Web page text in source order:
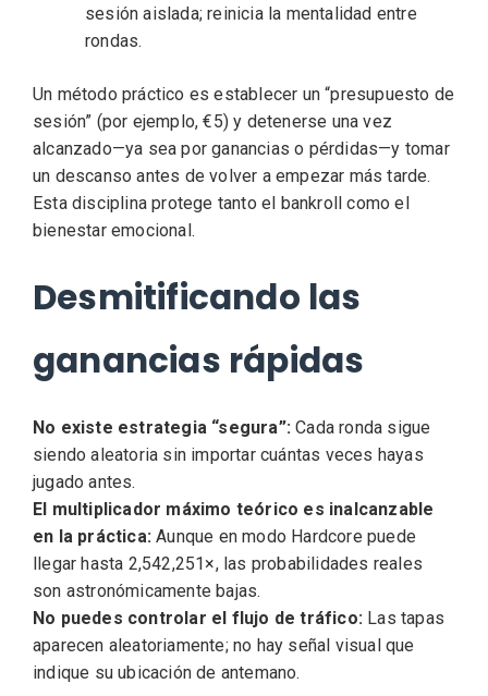
sesión aislada; reinicia la mentalidad entre
rondas.
Un método práctico es establecer un “presupuesto de
sesión” (por ejemplo, €5) y detenerse una vez
alcanzado—ya sea por ganancias o pérdidas—y tomar
un descanso antes de volver a empezar más tarde.
Esta disciplina protege tanto el bankroll como el
bienestar emocional.
Desmitificando las
ganancias rápidas
No existe estrategia “segura”: Cada ronda sigue
siendo aleatoria sin importar cuántas veces hayas
jugado antes.
El multiplicador máximo teórico es inalcanzable
en la práctica: Aunque en modo Hardcore puede
llegar hasta 2,542,251×, las probabilidades reales
son astronómicamente bajas.
No puedes controlar el flujo de tráfico: Las tapas
aparecen aleatoriamente; no hay señal visual que
indique su ubicación de antemano.